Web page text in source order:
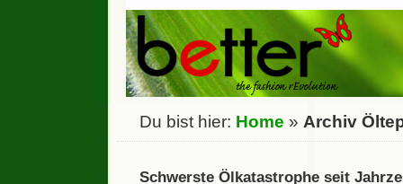
Du bist hier: Home » Archiv
Schwerste Ölkatastrophe seit